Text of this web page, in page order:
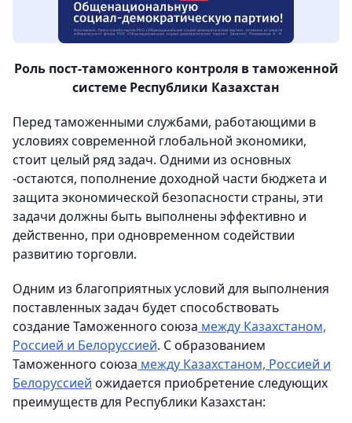
Роль пост-таможенногоконтроля в таможенной
системе Республики Казахстан
Перед таможенными службами, работающими в
условиях современной глобальной экономики,
стоит целый ряд задач. Одними из основных
-остаются, пополнение доходной части бюджета и
защита экономической безопасности страны, эти
задачи должны быть выполнены эффективно и
действенно, при одновременном содействии
развитию торговли.
Одним из благоприятных условий для выполнения
поставленных задач будет способствовать
создание Таможенного союза между Казахстаном,
Россией и Белоруссией. С образованием
Таможенного союза между Казахстаном, Россией и
Белоруссией ожидается приобретение следующих
преимуществ для Республики Казахстан: